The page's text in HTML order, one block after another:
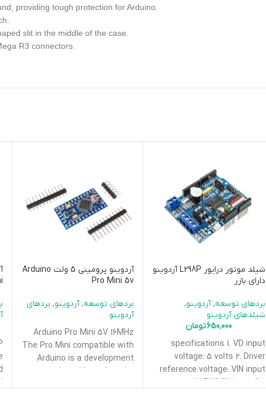
providing tough protection for Arduino.
slit in the middle of the case.
R3 connectors.
شیلد موتور درایور L298P آردوینو
دارای بازر
بردهای توسعه, آردوینو,
شیلدهای آردوینو
650,000تومان
specifications 1. VD input
voltage: 5 volts 2. Driver
reference voltage: VIN input
6.5 ~ 12V, PWMIN input 4.8 ~
آردوینو پرومینی 5 ولت Arduino
Pro Mini 5v
بردهای توسعه, آردوینو, بردهای
آردوینو
Arduino Pro Mini 5V 16MHz
The Pro Mini compatible with
Arduino is a development
board based on the